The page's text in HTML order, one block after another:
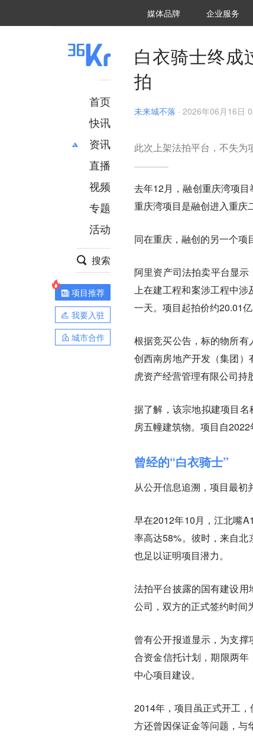
媒体品牌 36Kr研究院
企业服务
首页
快讯
资讯
推荐
财经
项目推荐
安徽
直播
视频
专题
活动
搜索
项目推荐
我要入驻
城市合作
白衣骑士终成
拍
未来城不落 · 2026年06月16日
此次上架法拍平台，不失为
去年12月，融创重庆湾项
重庆湾项目是融创进入重庆
同在重庆，融创的另一个项
阿里资产司法拍卖平台显
上在建工程和案涉工程中
一天。项目起拍价约20.01
根据竞买公告，标的物所
创西南房地产开发（集团
虎资产经营管理有限公司持
据了解，该宗地拟建项目
房五幢建筑物。项目自
曾经的“白衣骑士”
从公开信息追溯，项目最初
早在2012年10月，江北嘴
率高达58%。彼时，来自
也足以证明项目潜力。
法拍平台披露的国有建设
公司，双方的正式签约时间
曾有公开报道显示，为支
合资金信托计划，期限两
中心项目建设。
2014年，项目虽正式开工
方还曾因保证金等问题，与